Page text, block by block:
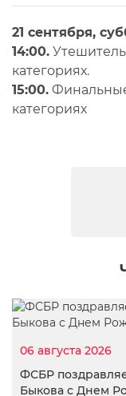
21 сентября,
14:00.
категориях.
15:00.
категориях
06 августа 2026
ФСБР
Быкова с Днем